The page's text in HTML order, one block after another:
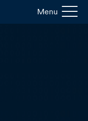
Menu